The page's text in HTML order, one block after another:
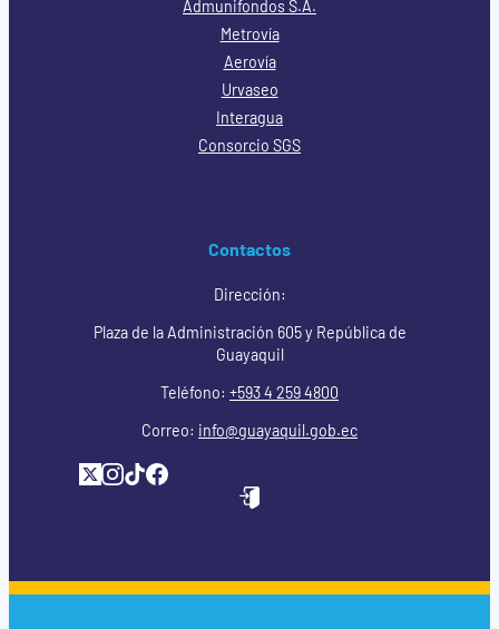
Admunifondos S.A.
Metrovía
Aerovía
Urvaseo
Interagua
Consorcio SGS
Contactos
Dirección:
Plaza de la Administración 605 y República de
Guayaquil
Teléfono: +593 4 259 4800
Correo: info@guayaquil.gob.ec